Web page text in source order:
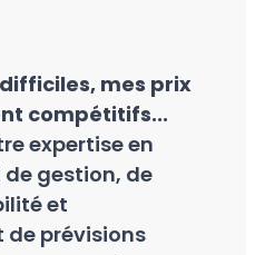
mes prix
compétitifs...
expertise en
gestion, de
et
prévisions